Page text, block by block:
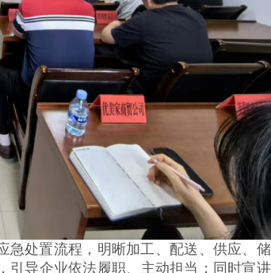
处置流程，明晰加工、配送、供应、
导企业依法履职、主动担当；同时宣